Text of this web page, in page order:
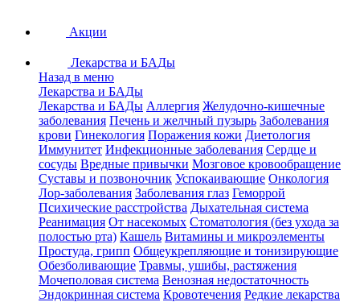
Акции
Лекарства и БАДы
Назад в меню
Лекарства и БАДы
Лекарства и БАДы Аллергия Желудочно-кишечные
заболевания Печень и желчный пузырь Заболевания
крови Гинекология Поражения кожи Диетология
Иммунитет Инфекционные заболевания Сердце и
сосуды Вредные привычки Мозговое кровообращение
Суставы и позвоночник Успокаивающие Онкология
Лор-заболевания Заболевания глаз Геморрой
Психические расстройства Дыхательная система
Реанимация От насекомых Стоматология (без ухода за
полостью рта) Кашель Витамины и микроэлементы
Простуда, грипп Общеукрепляющие и тонизирующие
Обезболивающие Травмы, ушибы, растяжения
Мочеполовая система Венозная недостаточность
Эндокринная система Кровотечения Редкие лекарства